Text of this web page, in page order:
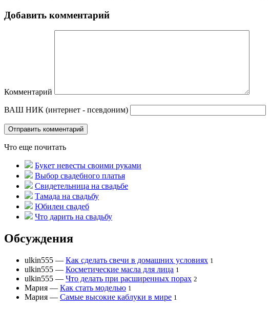
Добавить комментарий
Комментарий
ВАШ НИК (интернет - псевдоним)
Что еще почитать
Букет невесты своими руками
Выбор свадебного платья
Свидетельница на свадьбе
Тамада на свадьбу
Юбилеи свадеб
Что дарить на свадьбу
Обсуждения
ulkin555 — Как сделать свечи в домашних условиях 1
ulkin555 — Косметические масла для лица 1
ulkin555 — Что делать при расширенных порах 2
Мария — Как стать моделью 1
Мария — Самые высокие каблуки в мире 1